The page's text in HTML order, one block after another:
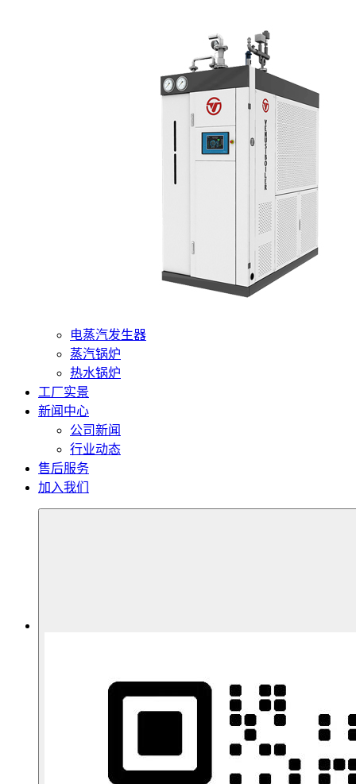
电蒸汽发生器
蒸汽锅炉
热水锅炉
工厂实景
新闻中心
公司新闻
行业动态
售后服务
加入我们